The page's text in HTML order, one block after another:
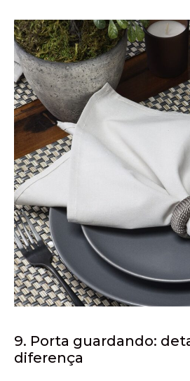
9. Porta guardando:
diferença